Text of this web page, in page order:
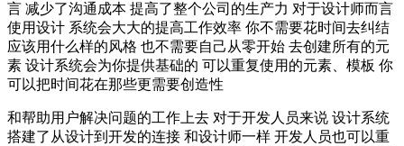
言 减少了沟通成本 提高了整个公司的生产力 对于设计师而言
使用设计 系统会大大的提高工作效率 你不需要花时间去纠结
应该用什么样的风格 也不需要自己从零开始 去创建所有的元
素 设计系统会为你提供基础的 可以重复使用的元素、模板 你
可以把时间花在那些更需要创造性
和帮助用户解决问题的工作上去 对于开发人员来说 设计系统
搭建了从设计到开发的连接 和设计师一样 开发人员也可以重